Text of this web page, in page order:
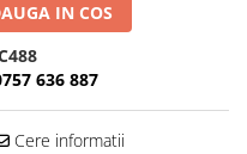
IN COS
636 887
Cere informatii